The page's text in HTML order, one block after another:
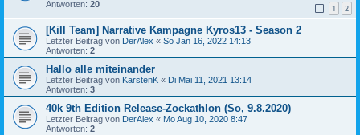
Antworten: 20 1 2
[Kill Team] Narrative Kampagne Kyros13 - Season 2
Letzter Beitrag von DerAlex « So Jan 16, 2022 14:13
Antworten: 2
Hallo alle miteinander
Letzter Beitrag von KarstenK « Di Mai 11, 2021 13:14
Antworten: 3
40k 9th Edition Release-Zockathlon (So, 9.8.2020)
Letzter Beitrag von DerAlex « Mo Aug 10, 2020 8:47
Antworten: 2